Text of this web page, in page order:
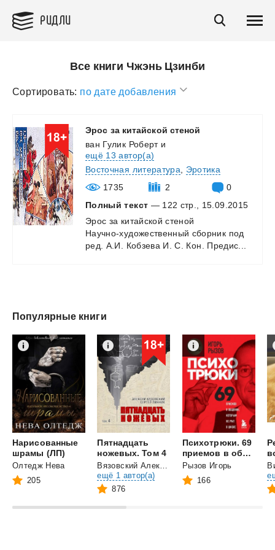
РИДЛИ
Все книги Чжэнь Цзинби
Сортировать: по дате добавления
Эрос за китайской стеной
ван Гулик Роберти
ещё 13 автор(а)
Восточная литература
Эротика
1735
2
0
Полный текст — 122 стр., 15.09.2015
Эрос за китайской стеной
Научно-художественный сборник под
ред.
А.И. Кобзева И. С. Кон. Предис...
Популярные книги
Нарисованные
шрамы (ЛП)
Олтедж Нева
205
Пятнадцать
ножевых. Том 4
ещё 1 автор(а)
876
Психотрюки. 69
приемов в общении, которым не учат в школе
Рызов Игорь
166